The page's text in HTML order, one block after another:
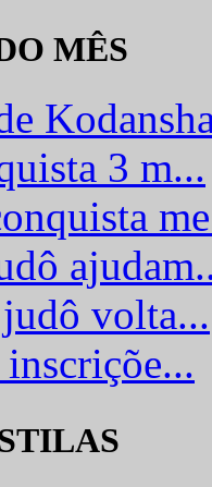
MÊS
3 m...
volta...